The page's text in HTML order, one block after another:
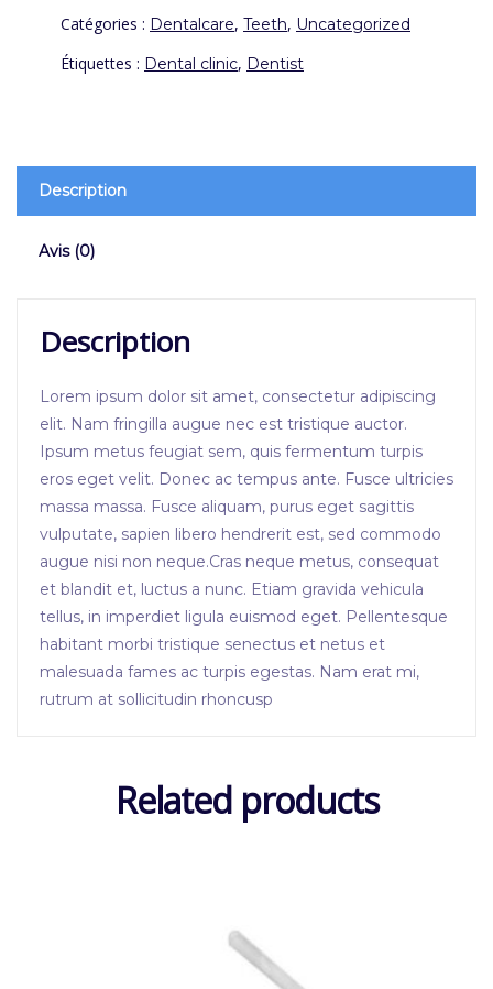
Catégories : Dentalcare, Teeth, Uncategorized
Étiquettes : Dental clinic, Dentist
Description
Avis (0)
Description
Lorem ipsum dolor sit amet, consectetur adipiscing
elit. Nam fringilla augue nec est tristique auctor.
Ipsum metus feugiat sem, quis fermentum turpis
eros eget velit. Donec ac tempus ante. Fusce ultricies
massa massa. Fusce aliquam, purus eget sagittis
vulputate, sapien libero hendrerit est, sed commodo
augue nisi non neque.Cras neque metus, consequat
et blandit et, luctus a nunc. Etiam gravida vehicula
tellus, in imperdiet ligula euismod eget. Pellentesque
habitant morbi tristique senectus et netus et
malesuada fames ac turpis egestas. Nam erat mi,
rutrum at sollicitudin rhoncusp
Related products